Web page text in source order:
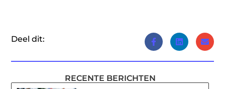
Deel dit:
RECENTE BERICHTEN